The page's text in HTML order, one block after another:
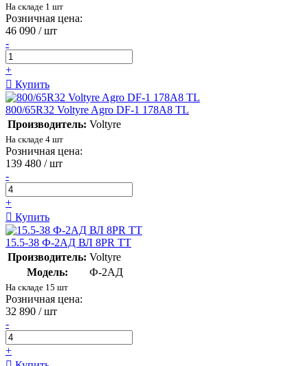
На складе 1 шт
Розничная цена:
46 090 / шт
-
+
Купить
800/65R32 Voltyre Agro DF-1 178A8 TL
Производитель: Voltyre
На складе 4 шт
Розничная цена:
139 480 / шт
-
+
Купить
15.5-38 Ф-2АД ВЛ 8PR TT
Производитель: Voltyre
Модель:
Ф-2АД
На складе 15 шт
Розничная цена:
32 890 / шт
-
+